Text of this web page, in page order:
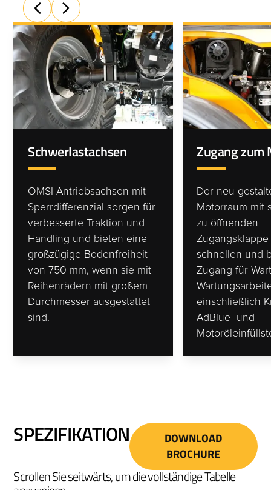
Schwerlastachsen
OMSI-Antriebsachsen mit
Sperrdifferenzial sorgen für
verbesserte Traktion und
Handling und bieten eine
großzügige Bodenfreiheit
von 750 mm, wenn sie mit
Reihenrädern mit großem
Durchmesser ausgestattet
sind.
Zugang zum
Der neu
Motorraum mit
zu öffnenden
schnellen und
Zugang für
einschließlich
AdBlue- und
SPEZIFIKATION
DOWNLOAD
BROCHURE
Scrollen Sie seitwärts, um die vollständige Tabelle